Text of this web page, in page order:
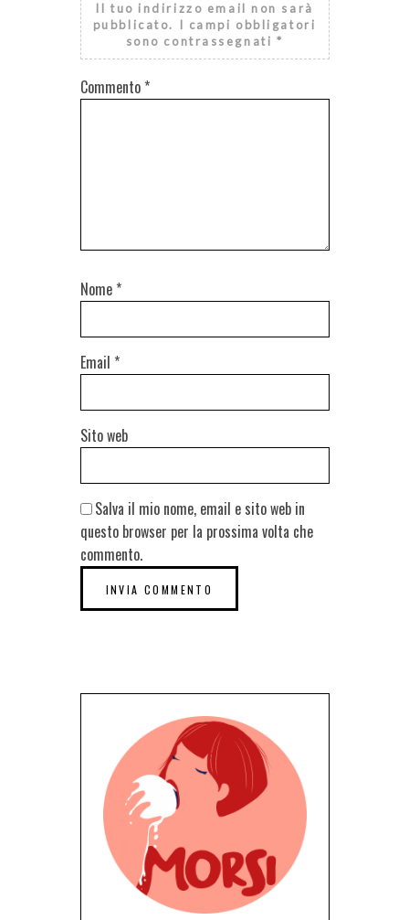
Il tuo indirizzo email non sarà
pubblicato.
I campi obbligatori
sono contrassegnati *
Commento *
Nome *
Email *
Sito web
Salva il mio nome, email e sito web in
questo browser per la prossima volta che
commento.